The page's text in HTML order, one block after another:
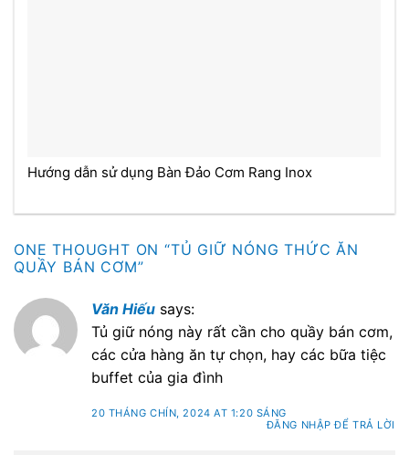
Hướng dẫn sử dụng Bàn Đảo Cơm Rang Inox
ONE THOUGHT ON “TỦ GIỮ NÓNG THỨC ĂN
QUẦY BÁN CƠM”
Văn Hiếu says:
Tủ giữ nóng này rất cần cho quầy bán cơm,
các cửa hàng ăn tự chọn, hay các bữa tiệc
buffet của gia đình
20 THÁNG CHÍN, 2024 AT 1:20 SÁNG
ĐĂNG NHẬP ĐỂ TRẢ LỜI